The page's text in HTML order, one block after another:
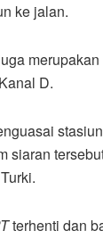
ke jalan.
merupakan
D.
siaran
terhenti dan